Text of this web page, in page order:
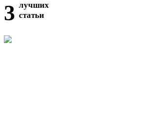
3 лучших
статьи